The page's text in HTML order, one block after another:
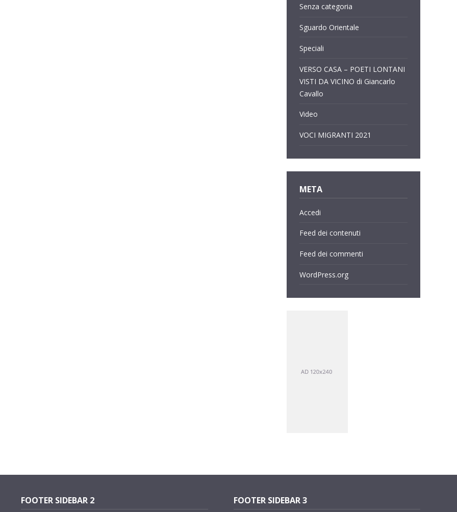
Senza categoria
Sguardo Orientale
Speciali
VERSO CASA – POETI LONTANI
VISTI DA VICINO di Giancarlo
Cavallo
Video
VOCI MIGRANTI 2021
META
Accedi
Feed dei contenuti
Feed dei commenti
WordPress.org
FOOTER SIDEBAR 2 FOOTER SIDEBAR 3